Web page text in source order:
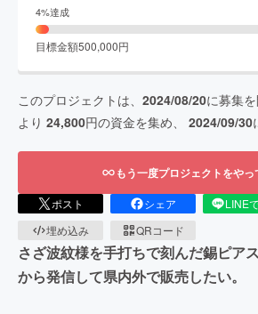
4%達成
目標金額500,000円
このプロジェクトは、 2024/08/20に募集を
より 24,800円の資金を集め、 2024/09/30
もう一度プロジェクトをや
ポスト シェア LINE
埋め込み
QRコード
さざ波紋様を手打ちで刻んだ錫ピア
から発信して県内外で販売したい。